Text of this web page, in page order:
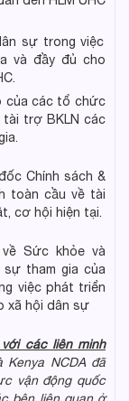
sự trong việc
và đầy đủ cho
của các tổ chức
trợ BKLN các
Chính sách &
toàn cầu về tài
cơ hội hiện tại.
về Sức khỏe và
sự tham gia của
việc phát triển
xã hội dân sự
các liên minh
NCDA đã
vận động quốc